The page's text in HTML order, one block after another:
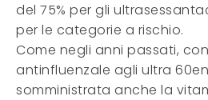
del 75% per gli
per le categorie a rischio.
Come negli anni passati,
antinfluenzale agli ultra
somministrata anche la